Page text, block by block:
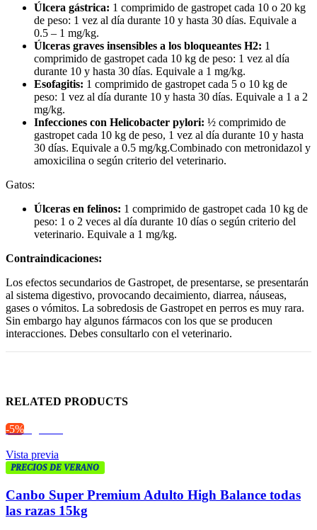
Úlcera gástrica: 1 comprimido de gastropet cada 10 o 20 kg
de peso: 1 vez al día durante 10 y hasta 30 días. Equivale a
0.5 – 1 mg/kg.
Úlceras graves insensibles a los bloqueantes H2: 1
comprimido de gastropet cada 10 kg de peso: 1 vez al día
durante 10 y hasta 30 días. Equivale a 1 mg/kg.
Esofagitis: 1 comprimido de gastropet cada 5 o 10 kg de
peso: 1 vez al día durante 10 y hasta 30 días. Equivale a 1 a 2
mg/kg.
Infecciones con Helicobacter pylori: ½ comprimido de
gastropet cada 10 kg de peso, 1 vez al día durante 10 y hasta
30 días. Equivale a 0.5 mg/kg.Combinado con metronidazol y
amoxicilina o según criterio del veterinario.
Gatos:
Úlceras en felinos: 1 comprimido de gastropet cada 10 kg de
peso: 1 o 2 veces al día durante 10 días o según criterio del
veterinario. Equivale a 1 mg/kg.
Contraindicaciones:
Los efectos secundarios de Gastropet, de presentarse, se presentarán
al sistema digestivo, provocando decaimiento, diarrea, náuseas,
gases o vómitos. La sobredosis de Gastropet en perros es muy rara.
Sin embargo hay algunos fármacos con los que se producen
interacciones. Debes consultarlo con el veterinario.
RELATED PRODUCTS
-5%
Vista previa
PRECIOS DE VERANO
Canbo Super Premium Adulto High Balance todas
las razas 15kg